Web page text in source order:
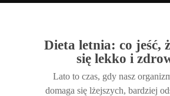
Dieta letnia: co jeść,
się lekko i
Lato to czas, gdy nasz
domaga się lżejszych, bardziej